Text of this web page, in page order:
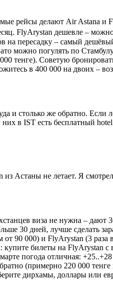
рейсы делают Air Astana
FlyArystan дешевле –
на пересадку – самый
можно погулять по
тенге). Советую
в 400 000 на двоих –
и столько же обратно.
в IST есть бесплатный
Астаны не летает. Я
виза не нужна –
30 дней, лучше сделать
90 000) и FlyArystan (3
билеты на FlyArystan
погода отличная:
(примерно 220 000
дирхамы, доллары или